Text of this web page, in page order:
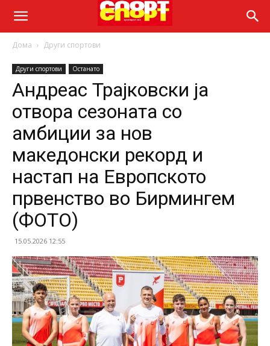
Дома Други спортови
Други спортови Останато
Андреас Трајковски ја
отвора сезоната со
амбиции за нов
македонски рекорд и
настап на Европското
првенство во Бирмингем
(ФОТО)
15.05.2026 12:55